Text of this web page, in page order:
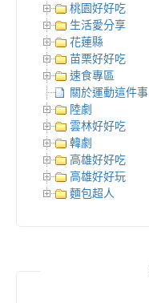
桃園好好吃
生活愛分享
花蓮縣
苗栗好好吃
速食專區
關於運動這件事
陸劇
雲林好好吃
韓劇
高雄好好吃
高雄好好玩
麵包超人